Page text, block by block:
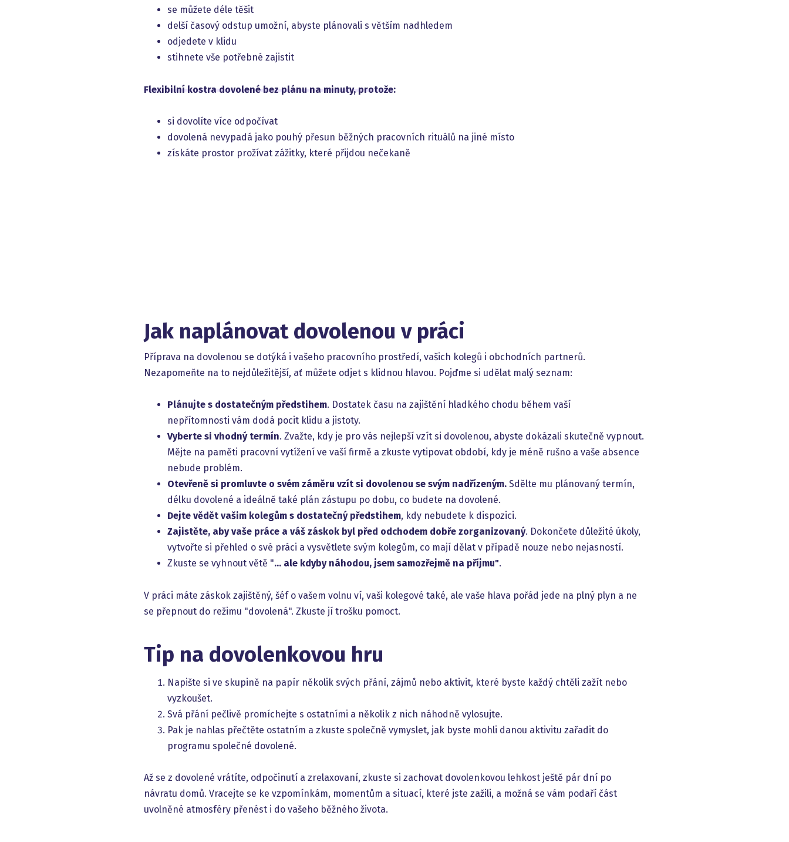
se můžete déle těšit
delší časový odstup umožní, abyste plánovali s větším nadhledem
odjedete v klidu
stihnete vše potřebné zajistit
Flexibilní kostra dovolené bez plánu na minuty, protože:
si dovolíte více odpočívat
dovolená nevypadá jako pouhý přesun běžných pracovních rituálů na jiné místo
získáte prostor prožívat zážitky, které přijdou nečekaně
Jak naplánovat dovolenou v práci
Příprava na dovolenou se dotýká i vašeho pracovního prostředí, vašich kolegů i obchodních partnerů.
Nezapomeňte na to nejdůležitější, ať můžete odjet s klidnou hlavou. Pojďme si udělat malý seznam:
Plánujte s dostatečným předstihem. Dostatek času na zajištění hladkého chodu během vaší
nepřítomnosti vám dodá pocit klidu a jistoty.
Vyberte si vhodný termín. Zvažte, kdy je pro vás nejlepší vzít si dovolenou, abyste dokázali skutečně vypnout.
Mějte na paměti pracovní vytížení ve vaší firmě a zkuste vytipovat období, kdy je méně rušno a vaše absence
nebude problém.
Otevřeně si promluvte o svém záměru vzít si dovolenou se svým nadřízeným.Sdělte mu plánovaný termín,
délku dovolené a ideálně také plán zástupu po dobu, co budete na dovolené.
Dejte vědět vašim kolegům s dostatečný předstihem, kdy nebudete k dispozici.
Zajistěte, aby vaše práce a váš záskok byl před odchodem dobře zorganizovaný. Dokončete důležité úkoly,
vytvořte si přehled o své práci a vysvětlete svým kolegům, co mají dělat v případě nouze nebo nejasností.
Zkuste se vyhnout větě "... ale kdyby náhodou, jsem samozřejmě na příjmu".
V práci máte záskok zajištěný, šéf o vašem volnu ví, vaši kolegové také, ale vaše hlava pořád jede na plný plyn a ne
se přepnout do režimu "dovolená". Zkuste jí trošku pomoct.
Tip na dovolenkovou hru
Napište si ve skupině na papír několik svých přání, zájmů nebo aktivit, které byste každý chtěli zažít nebo
vyzkoušet.
Svá přání pečlivě promíchejte s ostatními a několik z nich náhodně vylosujte.
Pak je nahlas přečtěte ostatním a zkuste společně vymyslet, jak byste mohli danou aktivitu zařadit do
programu společné dovolené.
Až se z dovolené vrátíte, odpočinutí a zrelaxovaní, zkuste si zachovat dovolenkovou lehkost ještě pár dní po
návratu domů. Vracejte se ke vzpomínkám, momentům a situací, které jste zažili, a možná se vám podaří část
uvolněné atmosféry přenést i do vašeho běžného života.